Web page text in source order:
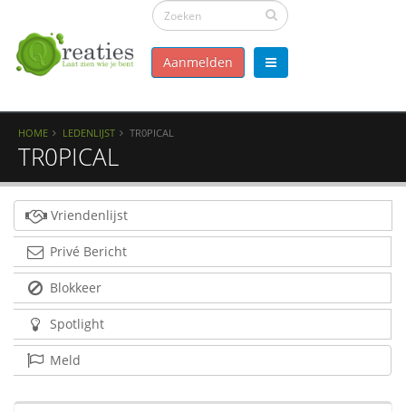
Aanmelden
HOME LEDENLIJST TR0PICAL
TR0PICAL
Vriendenlijst
Privé Bericht
Blokkeer
Spotlight
Meld